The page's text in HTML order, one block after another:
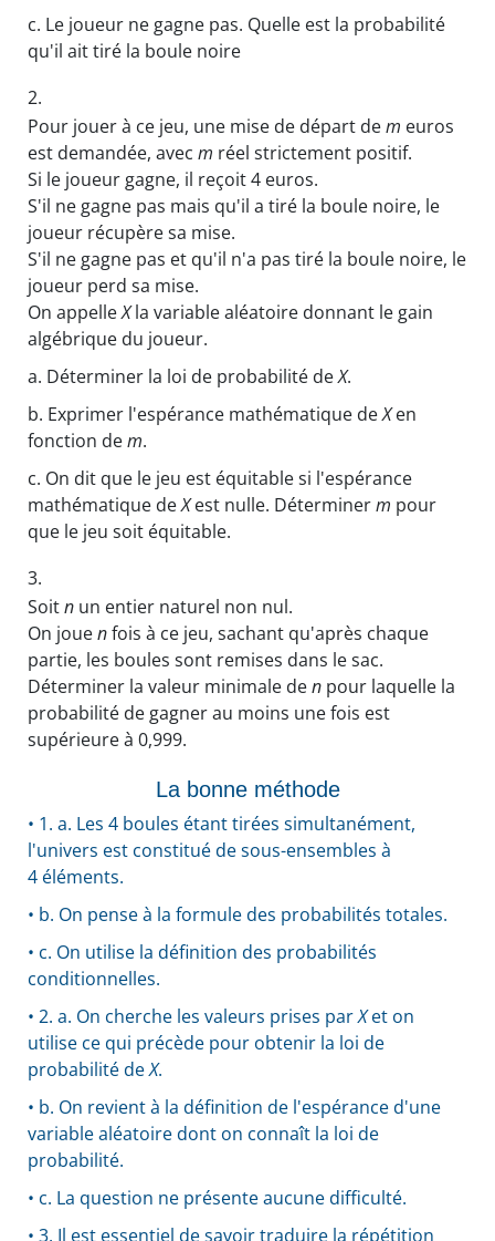
c. Le joueur ne gagne pas. Quelle est la probabilité
qu'il ait tiré la boule noire
2.
Pour jouer à ce jeu, une mise de départ dem euros
est demandée, avec m réel strictement positif.
Si le joueur gagne, il reçoit 4 euros.
S'il ne gagne pas mais qu'il a tiré la boule noire, le
joueur récupère sa mise.
S'il ne gagne pas et qu'il n'a pas tiré la boule noire, le
joueur perd sa mise.
On appelleXla variable aléatoire donnant le gain
algébrique du joueur.
a. Déterminer la loi de probabilité deX.
b. Exprimer l'espérance mathématique deXen
fonction dem.
c. On dit que le jeu est équitable si l'espérance
mathématique deXest nulle. Déterminerm pour
que le jeu soit équitable.
3.
Soitn un entier naturel non nul.
On jouenfois à ce jeu, sachant qu'après chaque
partie, les boules sont remises dans le sac.
Déterminer la valeur minimale den pour laquelle la
probabilité de gagner au moins une fois est
supérieure à 0,999.
La bonne méthode
• 1. a. Les 4 boules étant tirées simultanément,
l'univers est constitué de sous-ensembles à
4 éléments.
• b. On pense à la formule des probabilités totales.
• c. On utilise la définition des probabilités
conditionnelles.
• 2. a. On cherche les valeurs prises parXet on
utilise ce qui précède pour obtenir la loi de
probabilité deX.
• b. On revient à la définition de l'espérance d'une
variable aléatoire dont on connaît la loi de
probabilité.
• c. La question ne présente aucune difficulté.
• 3. Il est essentiel de savoir traduire la répétition